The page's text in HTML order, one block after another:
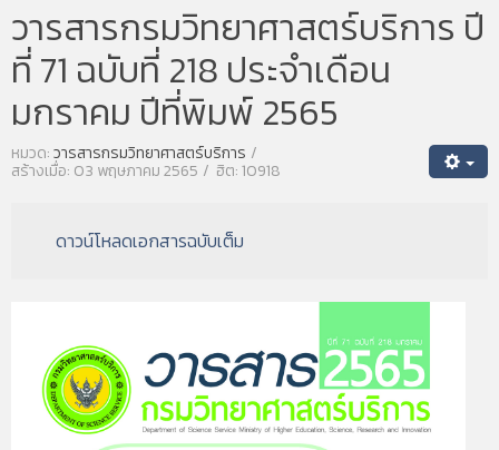
วารสารกรมวิทยาศาสตร์บริการ ปี
ที่ 71 ฉบับที่ 218 ประจำเดือน
มกราคม ปีที่พิมพ์ 2565
หมวด:วารสารกรมวิทยาศาสตร์บริการ
สร้างเมื่อ: 03 พฤษภาคม 2565 ฮิต: 10918
ดาวน์โหลดเอกสารฉบับเต็ม